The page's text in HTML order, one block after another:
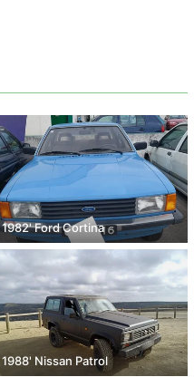
1982' Ford Cortina
1988' Nissan Patrol